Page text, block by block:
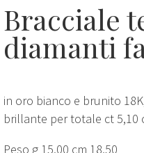
Bracciale
diamanti
in oro bianco e brunito
brillante per totale ct 5,10
Peso g 15,00 cm 18,50